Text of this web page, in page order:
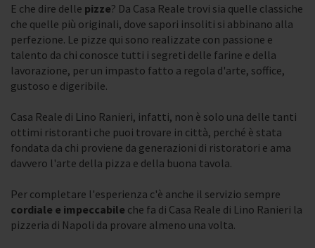
E che dire delle pizze? Da Casa Reale trovi sia quelle classiche
che quelle più originali, dove sapori insoliti si abbinano alla
perfezione. Le pizze qui sono realizzate con passione e
talento da chi conosce tutti i segreti delle farine e della
lavorazione, per un impasto fatto a regola d'arte, soffice,
gustoso e digeribile.
Casa Reale di Lino Ranieri, infatti, non è solo una delle tanti
ottimi ristoranti che puoi trovare in città, perché è stata
fondata da chi proviene da generazioni di ristoratori e ama
davvero l'arte della pizza e della buona tavola.
Per completare l'esperienza c'è anche il servizio sempre
cordiale e impeccabile che fa di Casa Reale di Lino Ranieri la
pizzeria di Napoli da provare almeno una volta.